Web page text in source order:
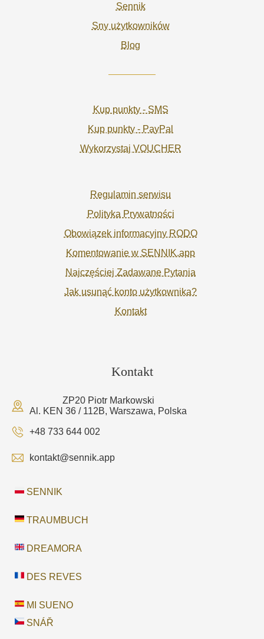
Sennik
Sny użytkowników
Blog
Kup punkty - SMS
Kup punkty - PayPal
Wykorzystaj VOUCHER
Regulamin serwisu
Polityka Prywatności
Obowiązek informacyjny RODO
Komentowanie w SENNIK.app
Najczęściej Zadawane Pytania
Jak usunąć konto użytkownika?
Kontakt
Kontakt
ZP20 Piotr Markowski
Al. KEN 36 / 112B, Warszawa, Polska
+48 733 644 002
kontakt@sennik.app
SENNIK
TRAUMBUCH
DREAMORA
DES REVES
MI SUENO
SNÁŘ